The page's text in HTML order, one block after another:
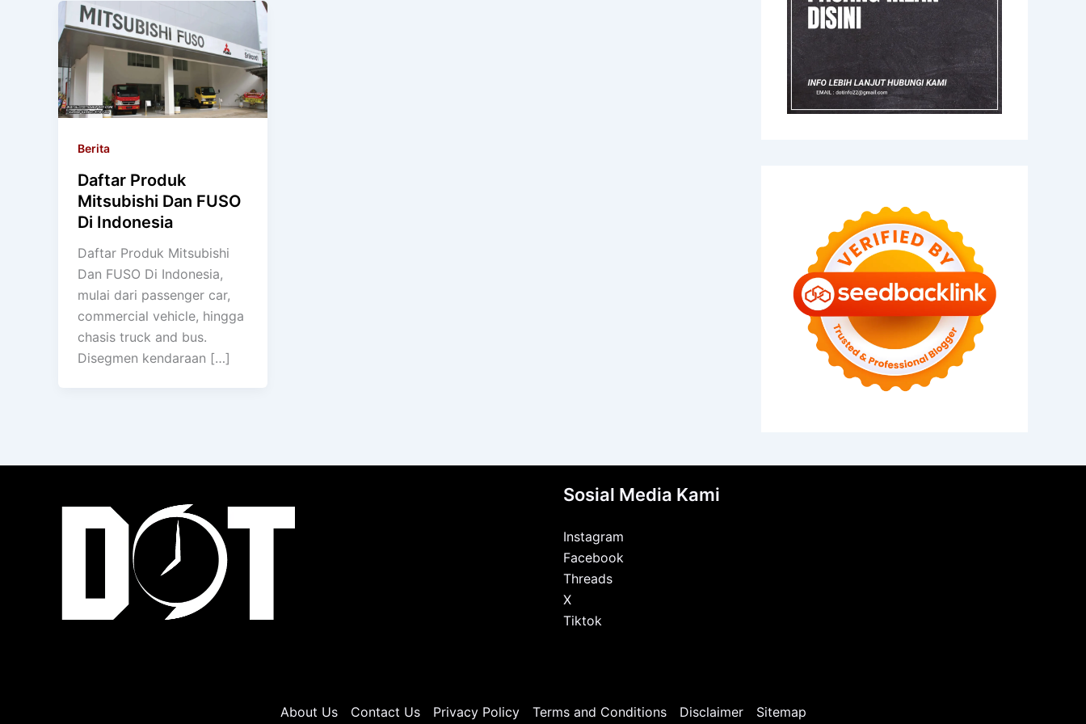
Berita
Daftar Produk
Mitsubishi Dan FUSO
Di Indonesia
Daftar Produk Mitsubishi
Dan FUSO Di Indonesia,
mulai dari passenger car,
commercial vehicle, hingga
chasis truck and bus.
Disegmen kendaraan […]
Sosial Media Kami
Instagram
Facebook
Threads
X
Tiktok
About Us Contact Us Privacy Policy Terms and Conditions Disclaimer Sitemap